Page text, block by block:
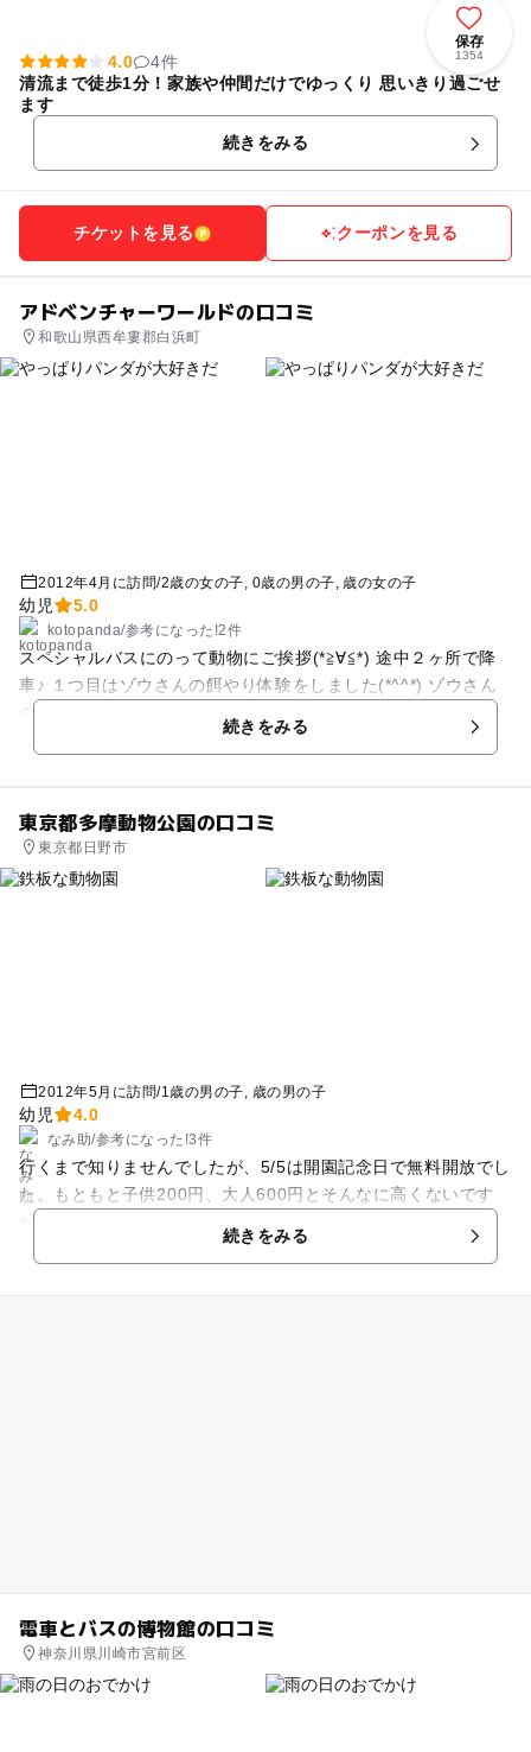
保存
1354
4.0
4件
清流まで徒歩1分！家族や仲間だけでゆっくり 思いきり過ごせ
ます
続きをみる
チケットを見る クーポンを見る
アドベンチャーワールドの口コミ
和歌山県西牟婁郡白浜町
2012年4月に訪問/2歳の女の子 0歳の男の子 歳の女の子
幼児 5.0
kotopanda/参考になった!2件
スペシャルバスにのって動物にご挨拶(*≧∀≦*) 途中２ヶ所で降
車♪ １つ目はゾウさんの餌やり体験をしました(*^^*) ゾウさん
の鼻って意外にチクチクするんですね(￣▽￣;) ２つ目はライオ
ンさん、チーターさん、 ヒグマさんのバックヤードに入らせて
続きをみる
東京都多摩動物公園の口コミ
東京都日野市
2012年5月に訪問/1歳の男の子 歳の男の子
幼児 4.0
なみ助/参考になった!3件
行くまで知りませんでしたが、5/5は開園記念日で無料開放でし
た。もともと子供200円、大人600円とそんなに高くないです
た。。が、園内はとても広いので、動物は普通に見れます。ゾ
続きをみる
電車とバスの博物館の口コミ
神奈川県川崎市宮前区